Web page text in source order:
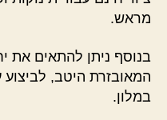
מראש.
בנוסף ניתן להתאים את
המאובזרת היטב,
במלון.